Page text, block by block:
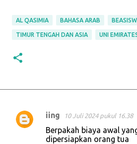
AL QASIMIA BAHASA ARAB
TIMUR TENGAH DAN ASIA UNI
K
iing 10 Juli 2024 pukul 16.38
Berpakah biaya awal
dipersiapkan orang tua